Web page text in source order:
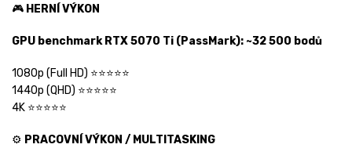
🎮 HERNÍ VÝKON
GPU benchmark RTX 5070 Ti (PassMark): ~32 500 bodů
1080p (Full HD) ⭐⭐⭐⭐⭐
1440p (QHD) ⭐⭐⭐⭐⭐
4K ⭐⭐⭐⭐⭐
⚙️ PRACOVNÍ VÝKON / MULTITASKING